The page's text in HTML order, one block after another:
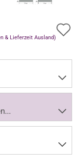
& Lieferzeit Ausland)